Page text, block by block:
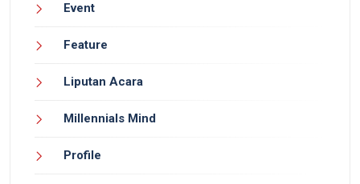
Event
Feature
Liputan Acara
Millennials Mind
Profile